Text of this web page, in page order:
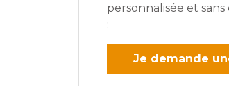
personnalisée et
:
Je demande